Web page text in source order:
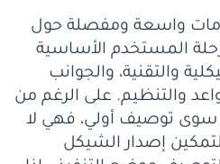
واسعة ومفصلة حول
المستخدم الأساسية
والتقنية، والجوانب
والتنظيم. على الرغم من
سوى توصيف أولي، فهي لا
إصدار الشيكل